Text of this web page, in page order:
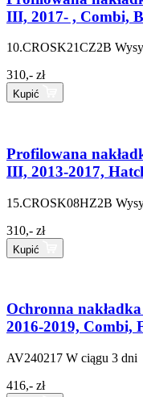
III, 2017- , Combi,
10.CROSK21CZ2B
310,- zł
Kupić
Profilowana
III, 2013-2017,
15.CROSK08HZ2B
310,- zł
Kupić
Ochronna
2016-2019, Combi,
AV240217 W ciągu 3 dni
416,- zł